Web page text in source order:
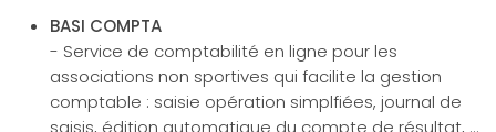
BASI COMPTA
- Service de comptabilité en ligne pour les
associations non sportives qui facilite la gestion
comptable : saisie opération simplfiées, journal de
saisis, édition automatique du compte de résultat, ...